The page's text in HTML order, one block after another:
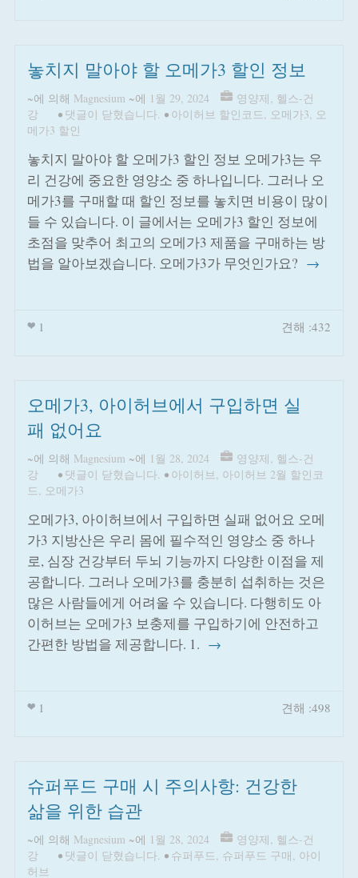
놓치지 말아야 할 오메가3 할인 정보
~에 의해 Magnesium ~에 1월 29, 2024 영양제, 헬스-건
강
• 댓글이 닫혔습니다. • 아이허브 할인코드, 오메가3, 오
메가3 할인
놓치지 말아야 할 오메가3 할인 정보 오메가3는 우
리 건강에 중요한 영양소 중 하나입니다. 그러나 오
메가3를 구매할 때 할인 정보를 놓치면 비용이 많이
들 수 있습니다. 이 글에서는 오메가3 할인 정보에
초점을 맞추어 최고의 오메가3 제품을 구매하는 방
법을 알아보겠습니다. 오메가3가 무엇인가요? →
1 견해 :432
오메가3, 아이허브에서 구입하면 실
패 없어요
~에 의해 Magnesium ~에 1월 28, 2024 영양제, 헬스-건
강
• 댓글이 닫혔습니다. • 아이허브, 아이허브 2월 할인코
드, 오메가3
오메가3, 아이허브에서 구입하면 실패 없어요 오메
가3 지방산은 우리 몸에 필수적인 영양소 중 하나
로, 심장 건강부터 두뇌 기능까지 다양한 이점을 제
공합니다. 그러나 오메가3를 충분히 섭취하는 것은
많은 사람들에게 어려울 수 있습니다. 다행히도 아
이허브는 오메가3 보충제를 구입하기에 안전하고
간편한 방법을 제공합니다. 1. →
1 견해 :498
슈퍼푸드 구매 시 주의사항: 건강한
삶을 위한 습관
~에 의해 Magnesium ~에 1월 28, 2024 영양제, 헬스-건
강
• 댓글이 닫혔습니다. • 슈퍼푸드, 슈퍼푸드 구매, 아이
허브